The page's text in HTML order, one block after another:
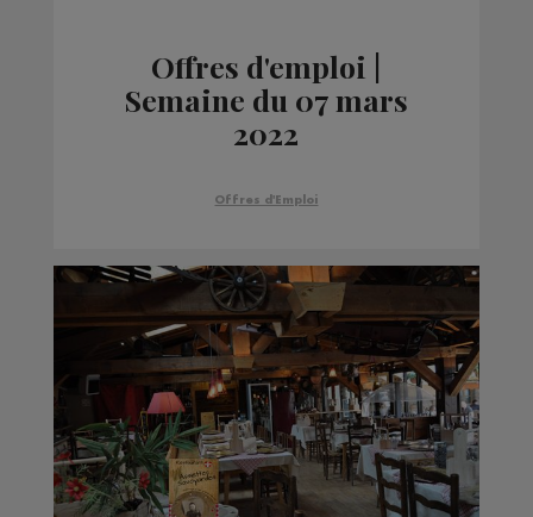
Offres d'emploi |
Semaine du 07 mars
2022
Offres d'Emploi